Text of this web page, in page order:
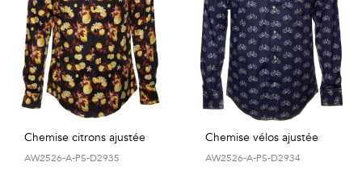
Chemise citrons ajustée
AW2526-A-PS-D2935
Chemise vélos ajustée
AW2526-A-PS-D2934